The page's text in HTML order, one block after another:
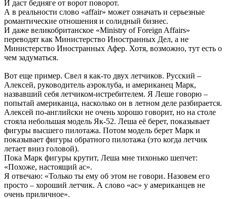
И даст бедняге от ворот поворот.
А в реальности слово «affair» может означать и серьезные
романтические отношения и солидный бизнес.
И даже великобританское «Ministry of Foreign Affairs»
переводят как Министерство Иностранных Дел, а не
Министерство Иностранных Афер. Хотя, возможно, тут есть о
чем задуматься.
Вот еще пример. Свел я как-то двух летчиков. Русский –
Алексей, руководитель аэроклуба, и американец Марк,
назвавший себя летчиком-истребителем. Я Леше говорю –
попытай американца, насколько он в летном деле разбирается.
Алексей по-английски не очень хорошо говорит, но на столе
стояла небольшая модель Як-52. Леша её берет, показывает
фигуры высшего пилотажа. Потом модель берет Марк и
показывает фигуры обратного пилотажа (это когда летчик
летает вниз головой).
Пока Марк фигуры крутит, Леша мне тихонько шепчет:
«Похоже, настоящий ас».
Я отвечаю: «Только ты ему об этом не говори. Назовем его
просто – хороший летчик. А слово «ас» у американцев не
очень приличное».